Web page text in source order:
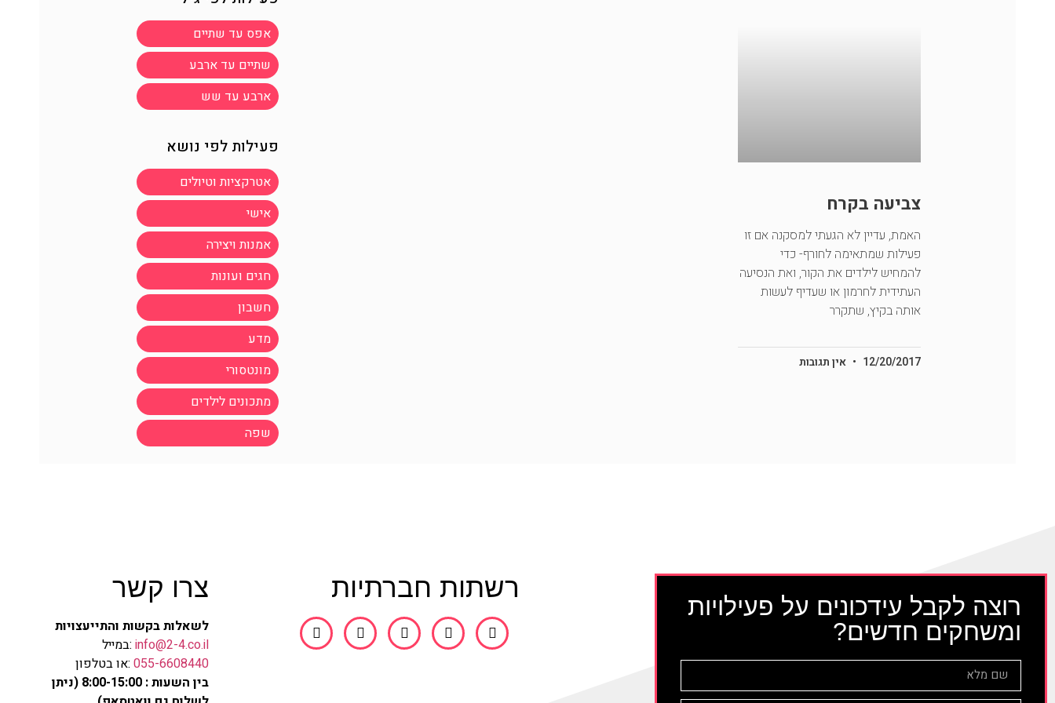
צביעה בקרח
האמת, עדיין לא הגעתי למסקנה אם זו
פעילות שמתאימה לחורף- כדי
להמחיש לילדים את הקור, ואת הנסיעה
העתידית לחרמון או שעדיף לעשות
אותה בקיץ, שתקרר
12/20/2017 אין תגובות
אפס עד שתיים
שתיים עד ארבע
ארבע עד שש
פעילות לפי נושא
אטרקציות וטיולים
אישי
אמנות ויצירה
חגים ועונות
חשבון
מדע
מונטסורי
מתכונים לילדים
שפה
רוצה לקבל עידכונים על פעילויות
ומשחקים חדשים?
רשתות חברתיות צרו קשר
לשאלות בקשות והתייעצויות
info@2-4.co.il:במייל
055-6608440:או בטלפון
בין השעות : 8:00-15:00 (ניתן